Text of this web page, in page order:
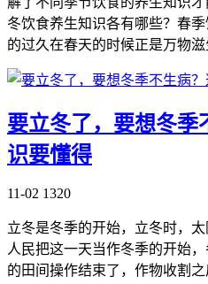
冬饮食养生知识各有哪些？春
的过久在春天的时候正是万物滋
要立冬了，要想冬季
识要懂得
11-02 1320
立冬是冬季的开始，立冬时，
人民把这一天当作冬季的开始
的田间操作结束了，作物收割